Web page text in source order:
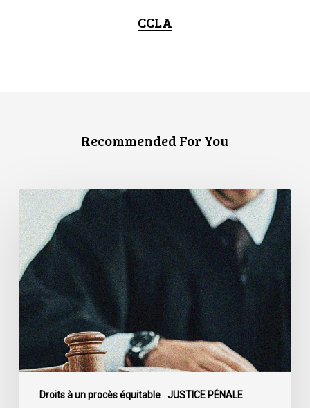
CCLA
Recommended For You
Droits à un procès équitable
JUSTICE PÉNALE
La
Cour
de
cassation
confirme
l’obligation
stricte
de
divulguer
les
informations
relatives